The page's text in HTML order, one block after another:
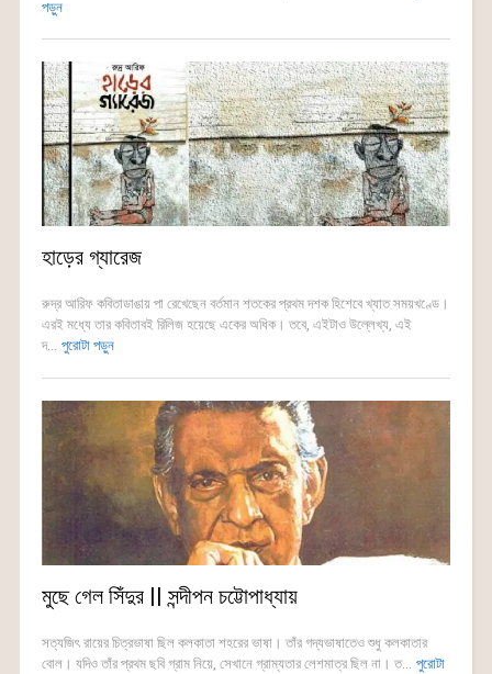
পড়ুন
হাড়ের গ্যারেজ
রুদ্র আরিফ কবিতাডাঙায় পা রেখেছেন বর্তমান শতকের প্রথম দশক হিশেবে খ্যাত সময়খণ্ডে।
এরই মধ্যে তার কবিতাবই রিলিজ হয়েছে একের অধিক। তবে, এইটাও উল্লেখ্য, এই
দ... পুরোটা পড়ুন
মুছে গেল সিঁদুর || সন্দীপন চট্টোপাধ্যায়
সত্যজিৎ রায়ের চিত্রভাষা ছিল কলকাতা শহরের ভাষা। তাঁর গদ্যভাষাতেও শুধু কলকাতার
বোল। যদিও তাঁর প্রথম ছবি গ্রাম নিয়ে, সেখানে গ্রাম্যতার লেশমাত্র ছিল না। ত... পুরোটা